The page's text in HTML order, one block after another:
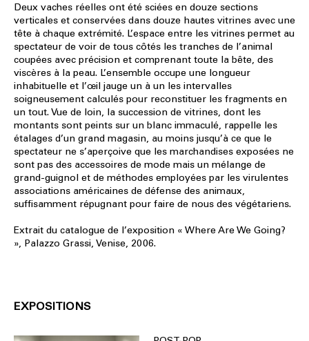
Deux vaches réelles ont été sciées en douze sections
verticales et conservées dans douze hautes vitrines avec une
tête à chaque extrémité. L’espace entre les vitrines permet au
spectateur de voir de tous côtés les tranches de l’animal
coupées avec précision et comprenant toute la bête, des
viscères à la peau. L’ensemble occupe une longueur
inhabituelle et l’œil jauge un à un les intervalles
soigneusement calculés pour reconstituer les fragments en
un tout. Vue de loin, la succession de vitrines, dont les
montants sont peints sur un blanc immaculé, rappelle les
étalages d’un grand magasin, au moins jusqu’à ce que le
spectateur ne s’aperçoive que les marchandises exposées ne
sont pas des accessoires de mode mais un mélange de
grand-guignol et de méthodes employées par les virulentes
associations américaines de défense des animaux,
suffisamment répugnant pour faire de nous des végétariens.
Extrait du catalogue de l’exposition « Where Are We Going?
», Palazzo Grassi, Venise, 2006.
EXPOSITIONS